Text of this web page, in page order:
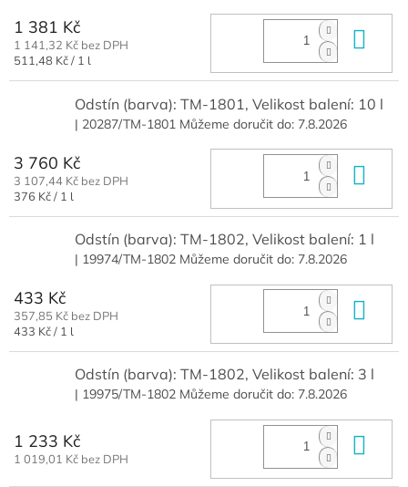
1 381 Kč
1 141,32 Kč bez DPH
Měrná
511,48 Kč / 1 l
Odstín (barva): TM-1801, Velikost balení: 10 l
| 20287/TM-1801 Můžeme doručit do: 7.8.2026
3 760 Kč
3 107,44 Kč bez DPH
Měrná
376 Kč / 1 l
Odstín (barva): TM-1802, Velikost balení: 1 l
| 19974/TM-1802 Můžeme doručit do: 7.8.2026
433 Kč
357,85 Kč bez DPH
Měrná
433 Kč / 1 l
Odstín (barva): TM-1802, Velikost balení: 3 l
| 19975/TM-1802 Můžeme doručit do: 7.8.2026
1 233 Kč
1 019,01 Kč bez DPH